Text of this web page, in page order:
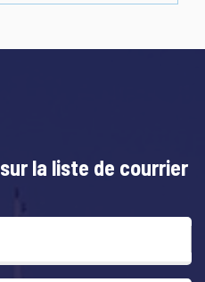
sur la liste de courrier